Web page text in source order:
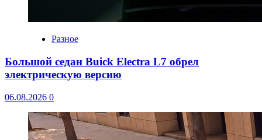
Разное
Большой седан Buick Electra L7 обрел
электрическую версию
06.08.2026 0